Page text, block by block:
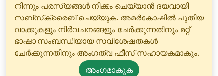
നിന്നും പരസ്യങ്ങൾ നീക്കം ചെയ്യാൻ ദയവായി
സബ്‌സ്‌ക്രൈബ് ചെയ്യുക. അമർകോഷിൽ പുതിയ
വാക്കുകളും നിർവചനങ്ങളും ചേർക്കുന്നതിനും മറ്റ്
ഭാഷാ സംബന്ധിയായ സവിശേഷതകൾ
ചേർക്കുന്നതിനും അംഗത്വ ഫീസ് സഹായകമാകും.
അംഗമാകുക